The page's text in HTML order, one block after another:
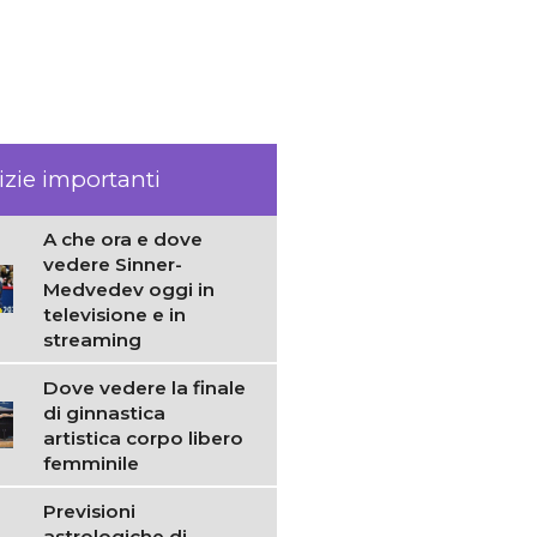
importanti
A che ora e dove
vedere Sinner-
Medvedev oggi in
televisione e in
streaming
Dove vedere la finale
di ginnastica
artistica corpo libero
femminile
Previsioni